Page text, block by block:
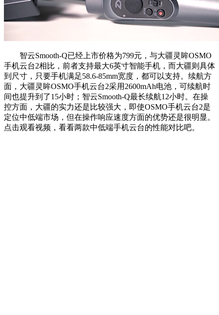
智云Smooth-Q已经上市价格为799元，与大疆灵眸OSMO
手机云台2相比，前者支持最大6英寸智能手机，而大疆则具体
到尺寸，只要手机满足58.6-85mm宽度，都可以支持。续航方
面，大疆灵眸OSMO手机云台2采用2600mAh电池，可续航时
间也提升到了15小时；智云Smooth-Q最长续航12小时。在操
控方面，大疆的实力还是比较强大，即使OSMO手机云台2是
定位中低端市场，但在操作响应速度方面的优势还是很明显。
点击观看视频，看看两款中低端手机云台的性能对比吧。